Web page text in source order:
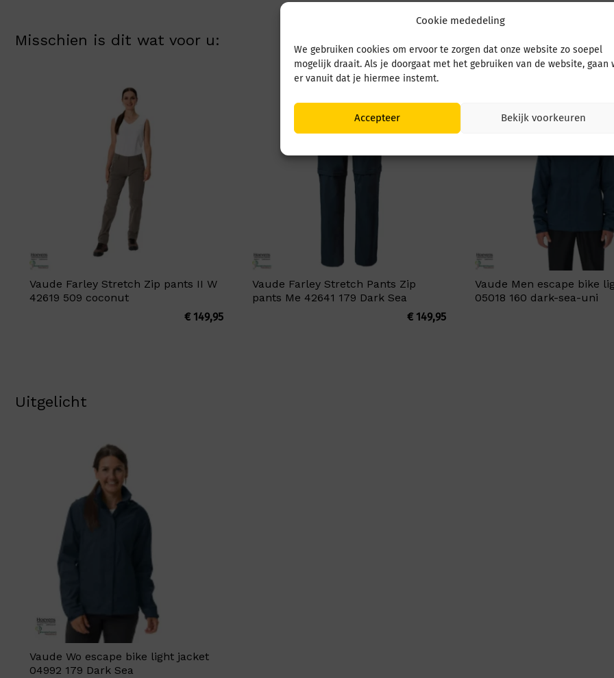
Cookie mededeling
We gebruiken cookies om ervoor te zorgen dat onze website zo soepel
mogelijk draait. Als je doorgaat met het gebruiken van de website, gaan
er vanuit dat je hiermee instemt.
Accepteer Bekijk voorkeuren
Misschien is dit wat voor u:
Vaude Farley Stretch Zip pants II W
42619 509 coconut
€149,95
Vaude Farley Stretch Pants Zip
pants Me 42641 179 Dark Sea
€149,95
Vaude Men escape bike
05018 160 dark-sea-uni
Uitgelicht
Vaude Wo escape bike light jacket
04992 179 Dark Sea